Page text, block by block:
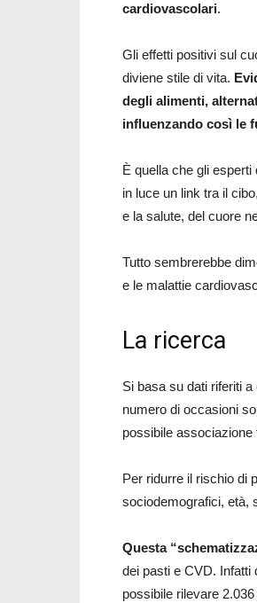
cardiovascolari.
Gli effetti positivi sul
diviene stile di vita.
degli alimenti,
influenzando così le
È quella che gli esperti
in luce un link tra il
e la salute, del cuore
Tutto sembrerebbe
e le malattie
La ricerca
Si basa su dati riferiti
numero di occasioni
possibile
Per ridurre il rischio di
sociodemografici, età,
Questa
dei pasti e CVD. Infatti
possibile rilevare